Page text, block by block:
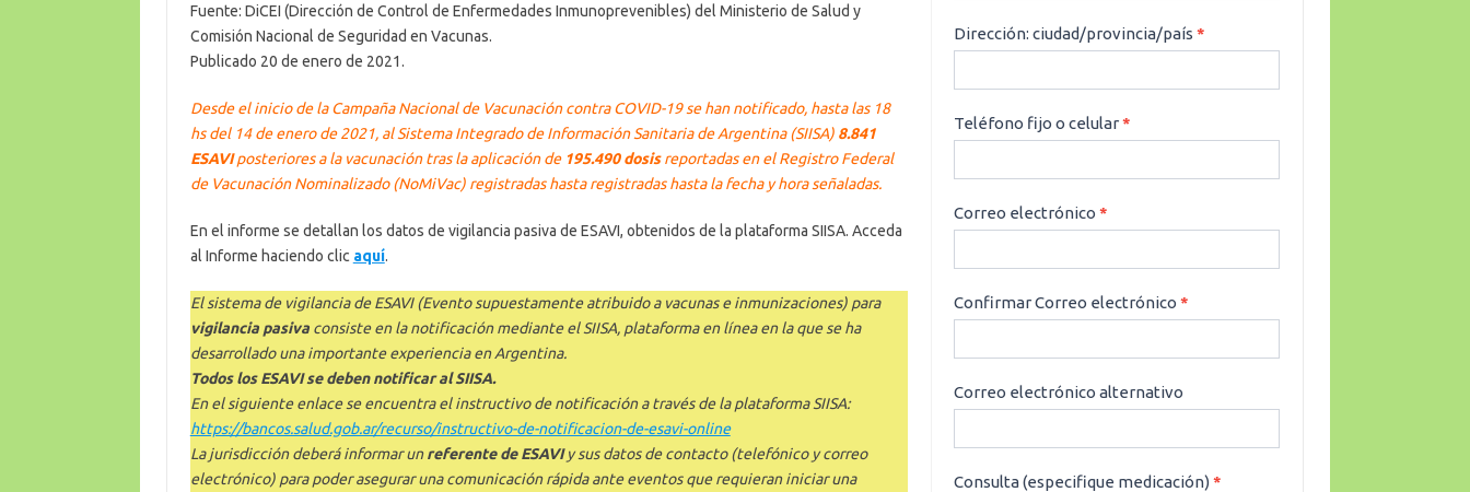
Fuente: DiCEI (Dirección de Control de Enfermedades Inmunoprevenibles) del Ministerio de Salud y
Comisión Nacional de Seguridad en Vacunas.
Publicado 20 de enero de 2021.
Desde el inicio de la Campaña Nacional de Vacunación contra COVID-19 se han notificado, hasta las 18
hs del 14 de enero de 2021, al Sistema Integrado de Información Sanitaria de Argentina (SIISA) 8.841
ESAVIposteriores a la vacunación tras la aplicación de 195.490 dosisreportadas en el Registro Federal
de Vacunación Nominalizado (NoMiVac) registradas hasta registradas hasta la fecha y hora señaladas.
En el informe se detallan los datos de vigilancia pasiva de ESAVI, obtenidos de la plataforma SIISA. Acceda
al Informe haciendo clic aquí.
El sistema de vigilancia de ESAVI (Evento supuestamente atribuido a vacunas e inmunizaciones) para
vigilancia pasivaconsiste en la notificación mediante el SIISA, plataforma en línea en la que se ha
desarrollado una importante experiencia en Argentina.
Todos los ESAVI se deben notificar al SIISA.
En el siguiente enlace se encuentra el instructivo de notificación a través de la plataforma SIISA:
https://bancos.salud.gob.ar/recurso/instructivo-de-notificacion-de-esavi-online
La jurisdicción deberá informar unreferente de ESAVIy sus datos de contacto (telefónico y correo
electrónico) para poder asegurar una comunicación rápida ante eventos que requieran iniciar una
Dirección: ciudad/provincia/país*
Teléfono fijo o celular*
Correo electrónico*
Confirmar Correo electrónico*
Correo electrónico alternativo
Consulta (especifique medicación)*